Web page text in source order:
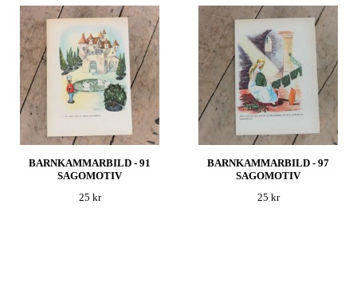
BARNKAMMARBILD - 91
SAGOMOTIV
25 kr
BARNKAMMARBILD - 97
SAGOMOTIV
25 kr